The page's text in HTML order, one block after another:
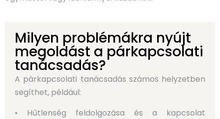
Milyen problémákra nyújt
megoldást a párkapcsolati
tanácsadás?
A párkapcsolati tanácsadás számos helyzetben
segíthet, például:
• Hűtlenség feldolgozása és a kapcsolat